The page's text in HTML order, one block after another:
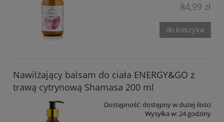
84,99 zł
do koszyka
Nawilżający balsam do ciała ENERGY&GO z
trawą cytrynową Shamasa 200 ml
Dostępność:dostępny w dużej ilości
Wysyłka w:24 godziny